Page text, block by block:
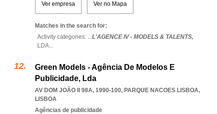
Ver empresa Ver no Mapa
Matches in the search for:
Activity categories: ...L'AGENCE IV - MODELS & TALENTS,
LDA...
Green Models - Agência De Modelos E
Publicidade, Lda
AV DOM JOÃO II 98A, 1990-100, PARQUE NACOES LISBOA,
LISBOA
Agências de publicidade